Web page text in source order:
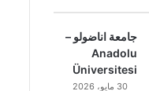
جامعة اناضولو –
Anadolu
Üniversitesi
30 مايو، 2026